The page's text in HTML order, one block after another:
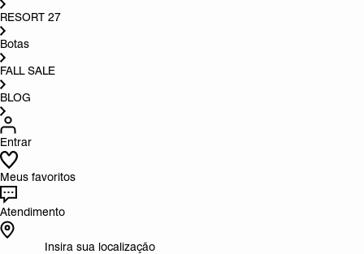
RESORT 27
Botas
FALL SALE
BLOG
Entrar
Meus favoritos
Atendimento
Insira sua localização